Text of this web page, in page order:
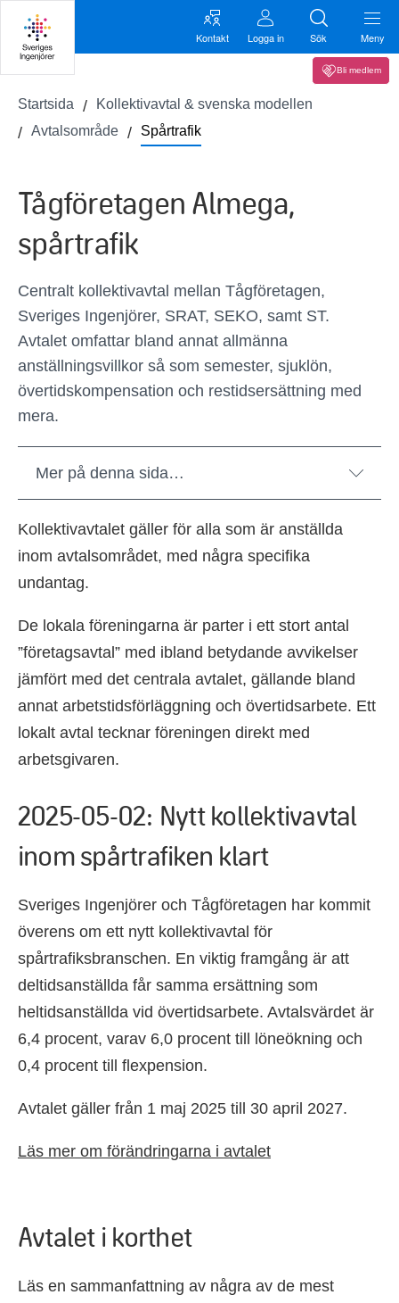
Kontakt Logga in Sök Meny
Bli medlem
Startsida
Kollektivavtal & svenska modellen
Avtalsområde
Spårtrafik
Tågföretagen Almega,
spårtrafik
Centralt kollektivavtal mellan Tågföretagen,
Sveriges Ingenjörer, SRAT, SEKO, samt ST.
Avtalet omfattar bland annat allmänna
anställningsvillkor så som semester, sjuklön,
övertidskompensation och restidsersättning med
mera.
Mer på denna sida…
Kollektivavtalet gäller för alla som är anställda
inom avtalsområdet, med några specifika
undantag.
De lokala föreningarna är parter i ett stort antal
”företagsavtal” med ibland betydande avvikelser
jämfört med det centrala avtalet, gällande bland
annat arbetstidsförläggning och övertidsarbete. Ett
lokalt avtal tecknar föreningen direkt med
arbetsgivaren.
2025-05-02: Nytt kollektivavtal
inom spårtrafiken klart
Sveriges Ingenjörer och Tågföretagen har kommit
överens om ett nytt kollektivavtal för
spårtrafiksbranschen. En viktig framgång är att
deltidsanställda får samma ersättning som
heltidsanställda vid övertidsarbete. Avtalsvärdet är
6,4 procent, varav 6,0 procent till löneökning och
0,4 procent till flexpension.
Avtalet gäller från 1 maj 2025 till 30 april 2027.
Läs mer om förändringarna i avtalet
Avtalet i korthet
Läs en sammanfattning av några av de mest